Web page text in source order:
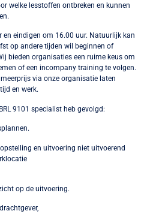
welke lesstoffen ontbreken en kunnen
en eindigen om 16.00 uur. Natuurlijk kan
op andere tijden wil beginnen of
bieden organisaties een ruime keus om
of een incompany training te volgen.
via onze organisatie laten
en werk.
9101 specialist heb gevolgd:
en uitvoering niet uitvoerend
op de uitvoering.